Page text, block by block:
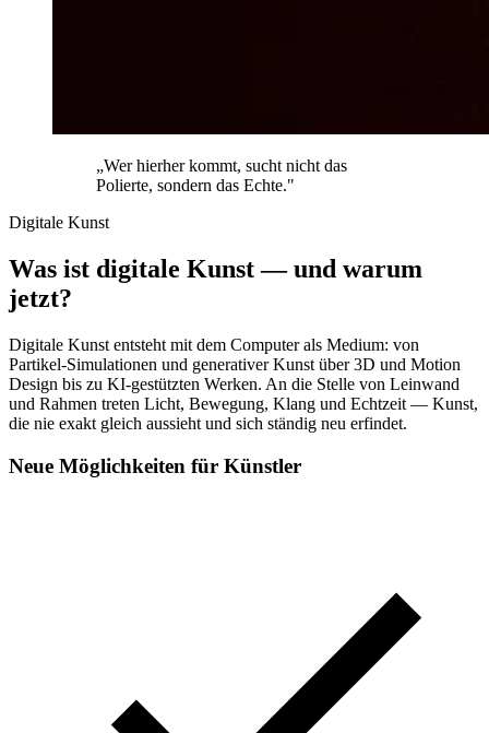
„Wer hierher kommt, sucht nicht das
Polierte, sondern das Echte."
Digitale Kunst
Was ist digitale Kunst — und warum
jetzt?
Digitale Kunst entsteht mit dem Computer als Medium: von
Partikel-Simulationen und generativer Kunst über 3D und Motion
Design bis zu KI-gestützten Werken. An die Stelle von Leinwand
und Rahmen treten Licht, Bewegung, Klang und Echtzeit — Kunst,
die nie exakt gleich aussieht und sich ständig neu erfindet.
Neue Möglichkeiten für Künstler